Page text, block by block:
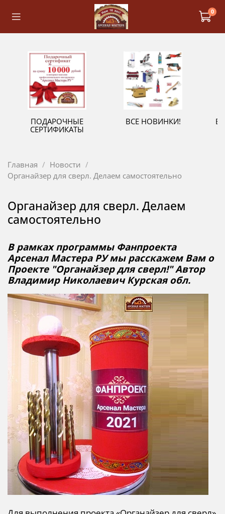
0
ПОДАРОЧНЫЕ
СЕРТИФИКАТЫ
ВСЕ НОВИНКИ!
Главная
Новости
Органайзер для сверл. Делаем самостоятельно
Органайзер для сверл. Делаем
самостоятельно
В рамках программы Фанпроекта
Арсенал Мастера РУ мы расскажем Вам о
Проекте "Органайзер для сверл!" Автор
Владимир Николаевич Курская обл.